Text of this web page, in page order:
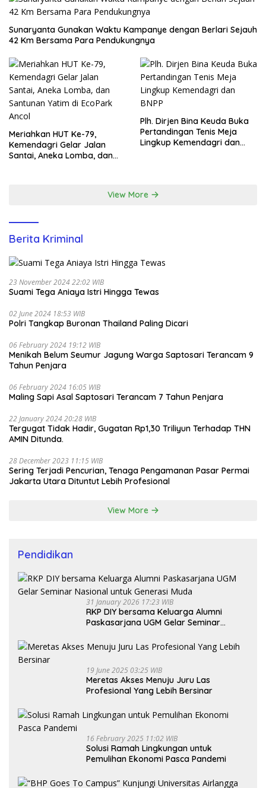
Sunaryanta Gunakan Waktu Kampanye dengan Berlari Sejauh
42 Km Bersama Para Pendukungnya
Meriahkan HUT Ke-79,
Kemendagri Gelar Jalan
Santai, Aneka Lomba, dan
Plh. Dirjen Bina Keuda Buka
Pertandingan Tenis Meja
Lingkup Kemendagri dan
View More
Berita Kriminal
23 November 2024 22:02 WIB
Suami Tega Aniaya Istri Hingga Tewas
02 June 2024 18:53 WIB
Polri Tangkap Buronan Thailand Paling Dicari
06 February 2024 19:12 WIB
Menikah Belum Seumur Jagung Warga Saptosari Terancam 9
Tahun Penjara
06 February 2024 16:05 WIB
Maling Sapi Asal Saptosari Terancam 7 Tahun Penjara
22 January 2024 20:28 WIB
Tergugat Tidak Hadir, Gugatan Rp1,30 Triliyun Terhadap THN
AMIN Ditunda.
28 December 2023 11:15 WIB
Sering Terjadi Pencurian, Tenaga Pengamanan Pasar Permai
Jakarta Utara Dituntut Lebih Profesional
View More
Pendidikan
31 January 2026 17:23 WIB
RKP DIY bersama Keluarga Alumni
Paskasarjana UGM Gelar Seminar
19 June 2025 03:25 WIB
Meretas Akses Menuju Juru Las
Profesional Yang Lebih Bersinar
16 February 2025 11:02 WIB
Solusi Ramah Lingkungan untuk
Pemulihan Ekonomi Pasca Pandemi